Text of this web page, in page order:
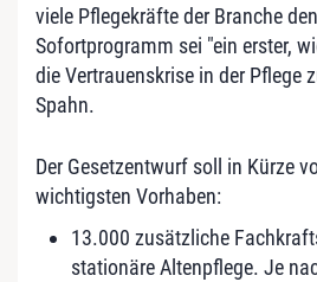
viele Pflegekräfte der Branche
Sofortprogramm sei "ein erster,
die Vertrauenskrise in der Pflege
Spahn.
Der Gesetzentwurf soll in Kürze
wichtigsten Vorhaben:
13.000 zusätzliche
stationäre Altenpflege. Je